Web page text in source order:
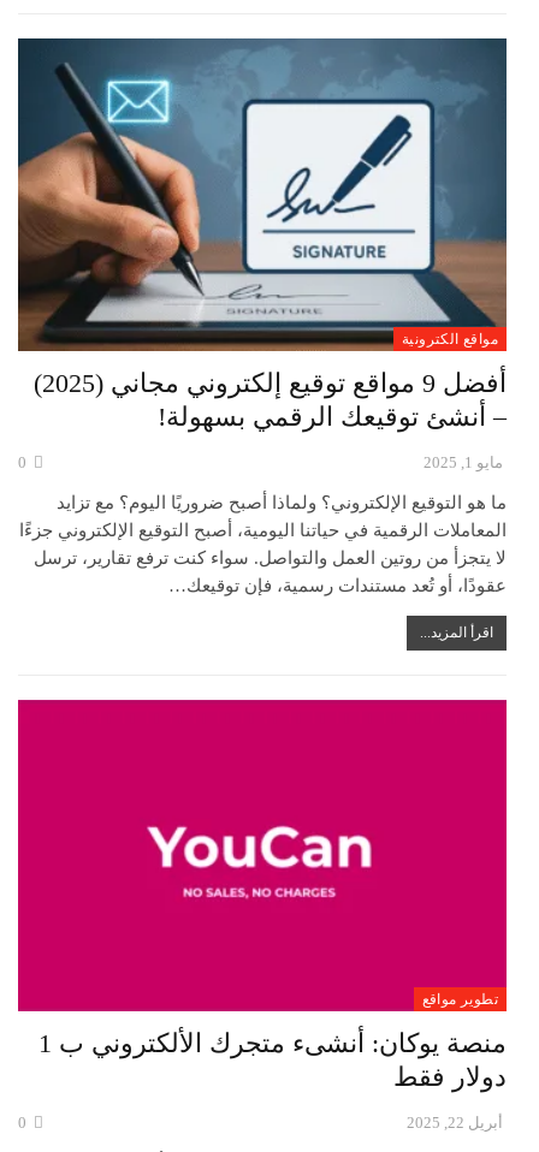
مواقع الكترونية
أفضل 9 مواقع توقيع إلكتروني مجاني (2025)
– أنشئ توقيعك الرقمي بسهولة!
مايو 1, 2025
ما هو التوقيع الإلكتروني؟ ولماذا أصبح ضروريًا اليوم؟ مع تزايد
المعاملات الرقمية في حياتنا اليومية، أصبح التوقيع الإلكتروني جزءًا
لا يتجزأ من روتين العمل والتواصل. سواء كنت ترفع تقارير، ترسل
عقودًا، أو تُعد مستندات رسمية، فإن توقيعك…
اقرأ المزيد...
تطوير مواقع
منصة يوكان: أنشىء متجرك الألكتروني ب 1
دولار فقط
أبريل 22, 2025